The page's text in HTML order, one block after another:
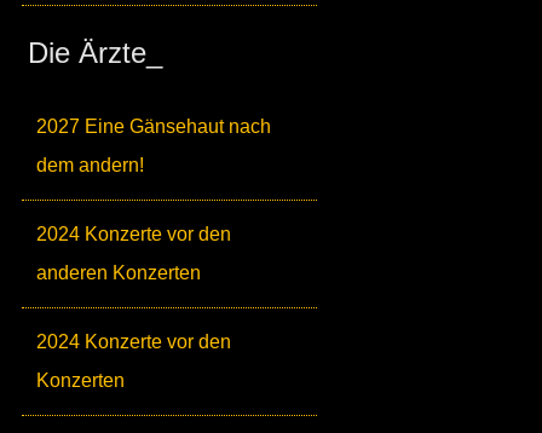
Die Ärzte_
2027 Eine Gänsehaut nach
dem andern!
2024 Konzerte vor den
anderen Konzerten
2024 Konzerte vor den
Konzerten